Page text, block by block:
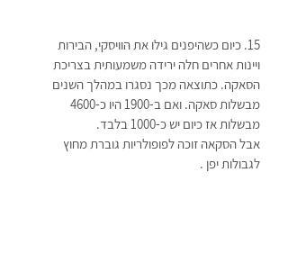
15. כיום כשהיפנים גילו את הוויסקי, הבירות
ויינות אחרים חלה ירידה משמעותית בצריכת
הסאקה. כתוצאה מכך נסגרו במהלך השנים
מבשלות אז כיום יש כ-1000 בלבד.
אבל הסקאה זוכה לפופולריות גוברת מחוץ
לגבולות יפן .